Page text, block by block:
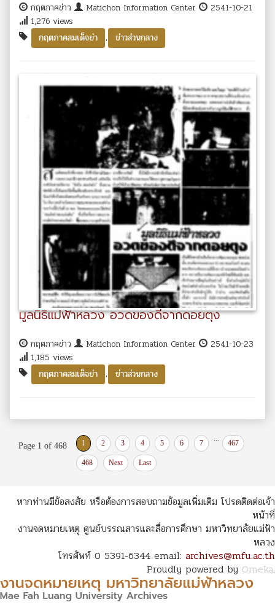
กฤตภาคข่าว Matichon Information Center
2541-10-21
1,276 views
กฤตภาคสมเด็จย่า
, ข่าวส่วนกลาง
มูลนิธิแม่ฟ้าหลวง อวดของดีจากดอยตุง
กฤตภาคข่าว Matichon Information Center
2541-10-23
1,185 views
กฤตภาคสมเด็จย่า
, ข่าวส่วนกลาง
Page 1 of 468 1 2 3 4 5 6 7 467
468 Next Last
หากท่านมีข้อสงสัย หรือต้องการสอบถามข้อมูลเพิ่มเติม โปรดติดต่อเจ้า
หน้าที่
งานจดหมายเหตุ ศูนย์บรรณสารและสื่อการศึกษา มหาวิทยาลัยแม่ฟ้า
หลวง
โทรศัพท์ 0 5391-6344 email: archives@mfu.ac.th
Proudly powered by Omeka.